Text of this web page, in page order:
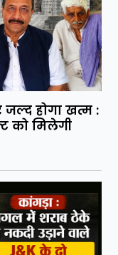
जल्द होगा खत्म :
को मिलेगी